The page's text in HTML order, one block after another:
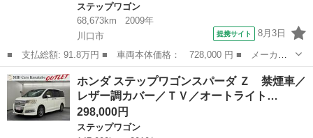
ステップワゴン
68,673km
2009年
川口市
提携サイト 8月3日
■ 支払総額: 91.8万円 ■ 車両本体価格： 728,000 円 ■ メーカー
名： ホンダ ■ 車種名： ステップワゴンスパーダ ■ グレード
名： Ｓ 純正ＨＤＤナビ リアカメラ リアエンターテイメントシ
ステム９インチ...
埼玉 川口市 ステップワゴン
ホンダ ステップワゴンスパーダ Ｚ 禁煙車／
レザー調カバー／ＴＶ／オートライト…
298,000円
ステップワゴン